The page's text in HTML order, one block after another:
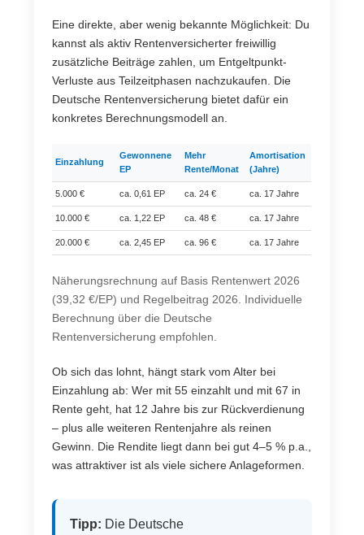
Eine direkte, aber wenig bekannte Möglichkeit: Du
kannst als aktiv Rentenversicherter freiwillig
zusätzliche Beiträge zahlen, um Entgeltpunkt-
Verluste aus Teilzeitphasen nachzukaufen. Die
Deutsche Rentenversicherung bietet dafür ein
konkretes Berechnungsmodell an.
Einzahlung
Gewonnene
EP
Mehr
Rente/Monat
Amortisation
(Jahre)
5.000 € ca. 0,61 EP ca. 24 € ca. 17 Jahre
10.000 € ca. 1,22 EP ca. 48 € ca. 17 Jahre
20.000 € ca. 2,45 EP ca. 96 € ca. 17 Jahre
Näherungsrechnung auf Basis Rentenwert 2026
(39,32 €/EP) und Regelbeitrag 2026. Individuelle
Berechnung über die Deutsche
Rentenversicherung empfohlen.
Ob sich das lohnt, hängt stark vom Alter bei
Einzahlung ab: Wer mit 55 einzahlt und mit 67 in
Rente geht, hat 12 Jahre bis zur Rückverdienung
– plus alle weiteren Rentenjahre als reinen
Gewinn. Die Rendite liegt dann bei gut 4–5 % p.a.,
was attraktiver ist als viele sichere Anlageformen.
Tipp: Die Deutsche